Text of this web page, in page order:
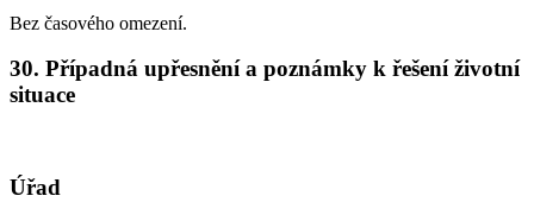
Bez časového omezení.
30. Případná upřesnění a poznámky k řešení životní
situace
Úřad